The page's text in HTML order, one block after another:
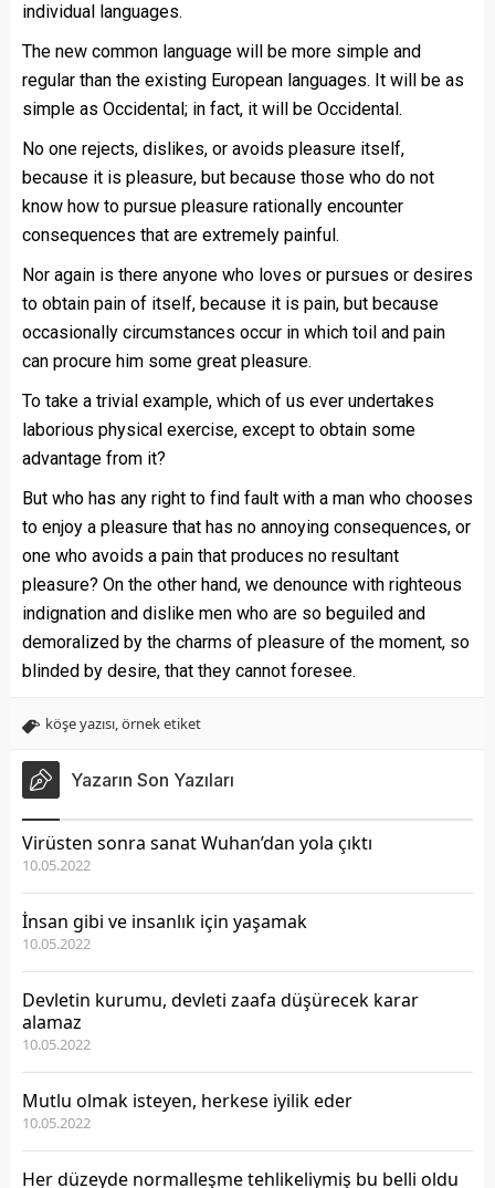
individual languages.
The new common language will be more simple and
regular than the existing European languages. It will be as
simple as Occidental; in fact, it will be Occidental.
No one rejects, dislikes, or avoids pleasure itself,
because it is pleasure, but because those who do not
know how to pursue pleasure rationally encounter
consequences that are extremely painful.
Nor again is there anyone who loves or pursues or desires
to obtain pain of itself, because it is pain, but because
occasionally circumstances occur in which toil and pain
can procure him some great pleasure.
To take a trivial example, which of us ever undertakes
laborious physical exercise, except to obtain some
advantage from it?
But who has any right to find fault with a man who chooses
to enjoy a pleasure that has no annoying consequences, or
one who avoids a pain that produces no resultant
pleasure? On the other hand, we denounce with righteous
indignation and dislike men who are so beguiled and
demoralized by the charms of pleasure of the moment, so
blinded by desire, that they cannot foresee.
köşe yazısı,örnek etiket
Yazarın Son Yazıları
Virüsten sonra sanat Wuhan’dan yola çıktı
10.05.2022
İnsan gibi ve insanlık için yaşamak
10.05.2022
Devletin kurumu, devleti zaafa düşürecek karar
alamaz
10.05.2022
Mutlu olmak isteyen, herkese iyilik eder
10.05.2022
Her düzeyde normalleşme tehlikeliymiş bu belli oldu